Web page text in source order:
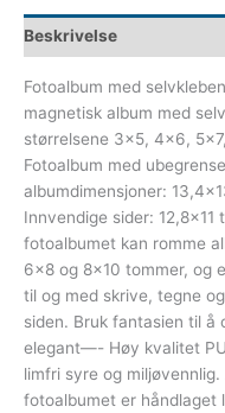
Beskrivelse
Fotoalbum med
magnetisk album med
størrelsene 3×5, 4×6,
Fotoalbum med
albumdimensjoner:
Innvendige sider:
fotoalbumet kan romme
6×8 og 8×10 tommer, og
til og med skrive, tegne
siden. Bruk fantasien til å
elegant—- Høy kvalitet
limfri syre og
fotoalbumet er håndlaget